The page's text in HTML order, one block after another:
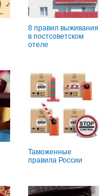
8 правил выживания
в постсоветском
отеле
Таможенные
правила России